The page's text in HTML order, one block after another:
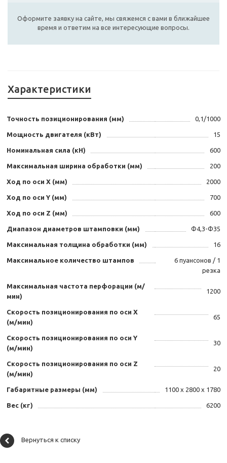
Оформите заявку на сайте, мы свяжемся с вами в ближайшее
время и ответим на все интересующие вопросы.
Характеристики
Точность позиционирования (мм) 0,1/1000
Мощность двигателя (кВт) 15
Номинальная сила (кН) 600
Максимальная ширина обработки (мм) 200
Ход по оси X (мм) 2000
Ход по оси Y (мм) 700
Ход по оси Z (мм) 600
Диапазон диаметров штамповки (мм) Φ4,3-Φ35
Максимальная толщина обработки (мм) 16
Максимальное количество штампов
6 пуансонов / 1
резка
Максимальная частота перфорации (м/
мин)
1200
Скорость позиционирования по оси Х
(м/мин)
65
Скорость позиционирования по оси Y
(м/мин)
30
Скорость позиционирования по оси Z
(м/мин)
20
Габаритные размеры (мм) 1100 х 2800 х 1780
Вес (кг) 6200
Вернуться к списку